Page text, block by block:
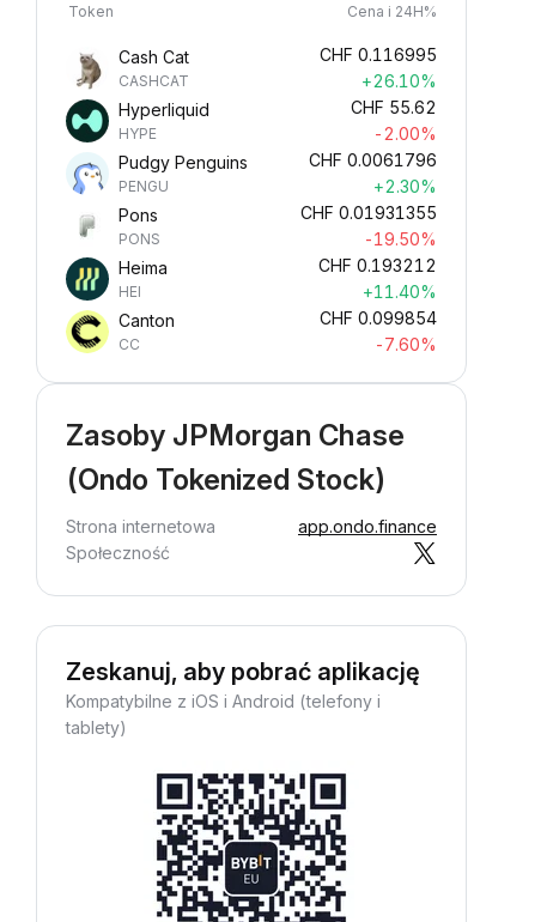
Token Cena i 24H%
Cash Cat
CASHCAT
CHF 0.116995
+26.10%
Hyperliquid
HYPE
CHF 55.62
-2.00%
Pudgy Penguins
PENGU
CHF 0.0061796
+2.30%
Pons
PONS
CHF 0.01931355
-19.50%
Heima
HEI
CHF 0.193212
+11.40%
Canton
CC
CHF 0.099854
-7.60%
Zasoby JPMorgan Chase
(Ondo Tokenized Stock)
Strona internetowa
app.ondo.finance
Społeczność
Zeskanuj, aby pobrać aplikację
Kompatybilne z iOS i Android (telefony i
tablety)